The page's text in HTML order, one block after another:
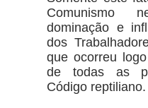
Comunismo
dominação e
dos
que ocorreu
de todas as
Código reptiliano.